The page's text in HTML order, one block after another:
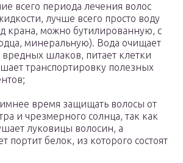
всего периода лечения волос
лучше всего просто воду
крана, можно бутилированную, с
минеральную). Вода очищает
вредных шлаков, питает клетки
транспортировку полезных
время защищать волосы от
и чрезмерного солнца, так как
луковицы волосин, а
портит белок, из которого состоят